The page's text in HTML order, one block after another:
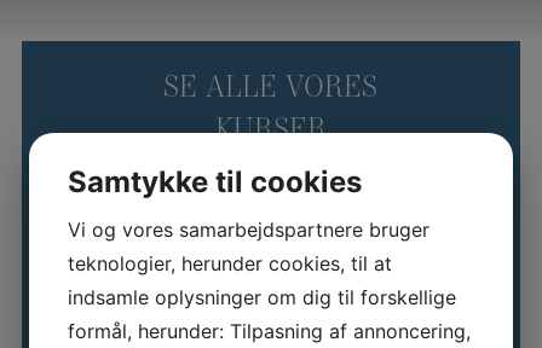
SE ALLE VORES
KURSER
Kursuskalender
Samtykke til cookies
Vi og vores samarbejdspartnere bruger
teknologier, herunder cookies, til at
indsamle oplysninger om dig til forskellige
formål, herunder: Tilpasning af annoncering,